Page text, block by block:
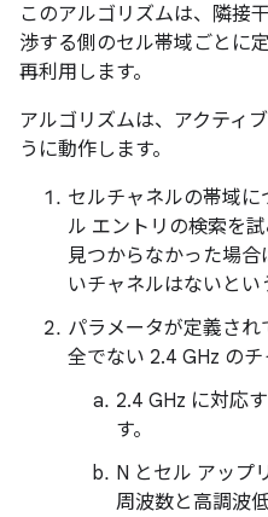
このアルゴリズムは、隣接
渉する側のセル帯域ごとに
再利用します。
アルゴリズムは、アクティ
うに動作します。
セルチャネルの帯域
ル エントリの検索を
見つからなかった場
いチャネルはないとい
パラメータが定義さ
全でない 2.4 GHz のチ
2.4 GHz に対応
す。
N とセル アップ
周波数と高調波